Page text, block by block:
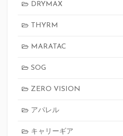
DRYMAX
THYRM
MARATAC
SOG
ZERO VISION
アパレル
キャリーギア